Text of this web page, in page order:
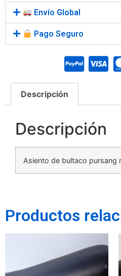
Envío Global
Pago Seguro
Descripción
Descripción
Asiento de bultaco pursang
Productos